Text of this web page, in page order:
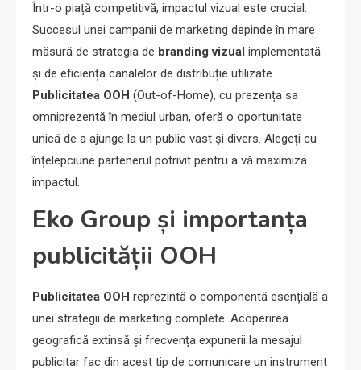
Într-o piață competitivă, impactul vizual este crucial.
Succesul unei campanii de marketing depinde în mare
măsură de strategia de branding vizual implementată
și de eficiența canalelor de distribuție utilizate.
Publicitatea OOH (Out-of-Home), cu prezența sa
omniprezentă în mediul urban, oferă o oportunitate
unică de a ajunge la un public vast și divers. Alegeți cu
înțelepciune partenerul potrivit pentru a vă maximiza
impactul.
Eko Group și importanța
publicității OOH
Publicitatea OOH reprezintă o componentă esențială a
unei strategii de marketing complete. Acoperirea
geografică extinsă și frecvența expunerii la mesajul
publicitar fac din acest tip de comunicare un instrument